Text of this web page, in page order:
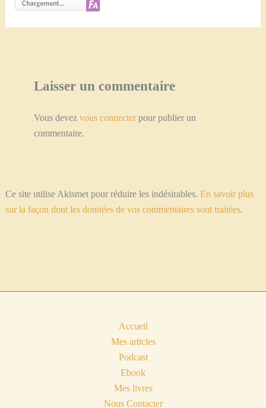
Laisser un commentaire
Vous devez vous connecterpour publier un
commentaire.
Ce site utilise Akismet pour réduire les indésirables. En savoir plus
sur la façon dont les données de vos commentaires sont traitées.
Accueil
Mes articles
Podcast
Ebook
Mes livres
Nous Contacter